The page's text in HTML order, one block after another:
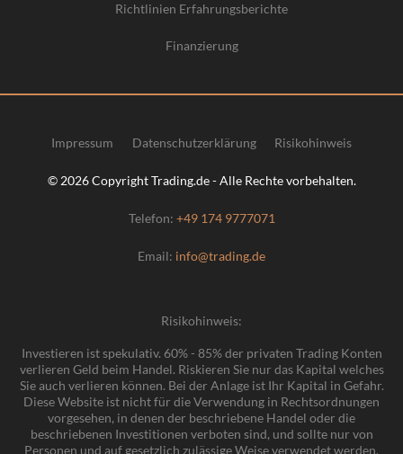
Richtlinien Erfahrungsberichte
Finanzierung
© 2026 Copyright Trading.de - Alle Rechte vorbehalten.
Telefon: +49 174 9777071
Email: info@trading.de
Impressum Datenschutzerklärung Risikohinweis
Risikohinweis:
Investieren ist spekulativ. 60% - 85% der privaten Trading Konten
verlieren Geld beim Handel. Riskieren Sie nur das Kapital welches
Sie auch verlieren können. Bei der Anlage ist Ihr Kapital in Gefahr.
Diese Website ist nicht für die Verwendung in Rechtsordnungen
vorgesehen, in denen der beschriebene Handel oder die
beschriebenen Investitionen verboten sind, und sollte nur von
Personen und auf gesetzlich zulässige Weise verwendet werden.